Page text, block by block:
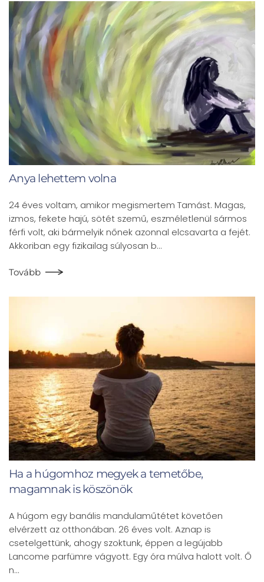
Anya lehettem volna
24 éves voltam, amikor megismertem Tamást. Magas,
izmos, fekete hajú, sötét szemű, eszméletlenül sármos
férfi volt, aki bármelyik nőnek azonnal elcsavarta a fejét.
Akkoriban egy fizikailag súlyosan b…
Tovább
Ha a húgomhoz megyek a temetőbe,
magamnak is köszönök
A húgom egy banális mandulaműtétet követően
elvérzett az otthonában. 26 éves volt. Aznap is
csetelgettünk, ahogy szoktunk, éppen a legújabb
Lancome parfümre vágyott. Egy óra múlva halott volt. Ő
n…